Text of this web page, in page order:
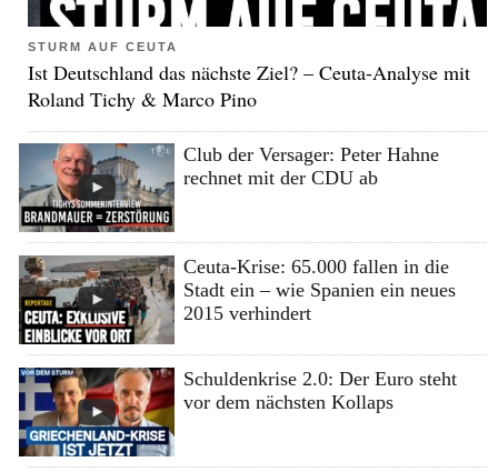
STURM AUF CEUTA
Ist Deutschland das nächste Ziel? – Ceuta-Analyse mit
Roland Tichy & Marco Pino
Club der Versager: Peter Hahne
rechnet mit der CDU ab
Ceuta-Krise: 65.000 fallen in die
Stadt ein – wie Spanien ein neues
2015 verhindert
Schuldenkrise 2.0: Der Euro steht
vor dem nächsten Kollaps